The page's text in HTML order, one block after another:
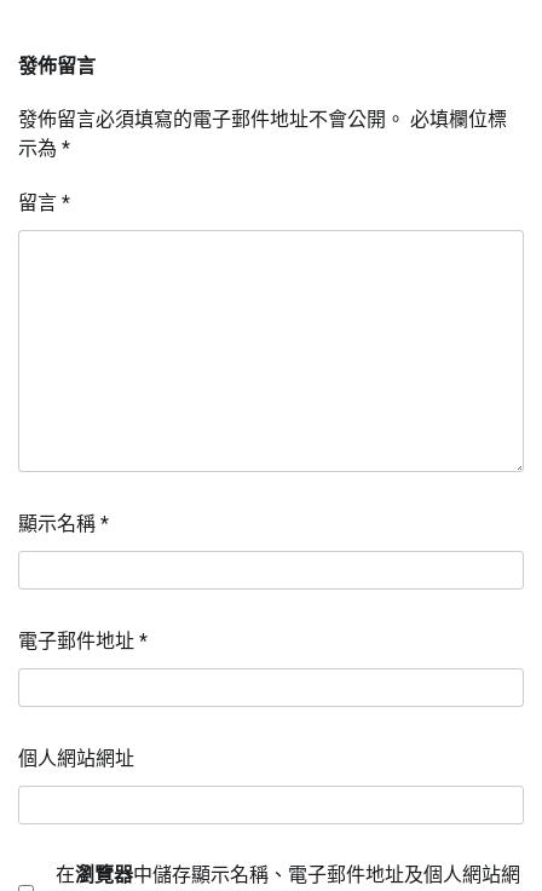
發佈留言
發佈留言必須填寫的電子郵件地址不會公開。 必填欄位標
示為 *
留言 *
顯示名稱 *
電子郵件地址 *
個人網站網址
在瀏覽器中儲存顯示名稱、電子郵件地址及個人網站網